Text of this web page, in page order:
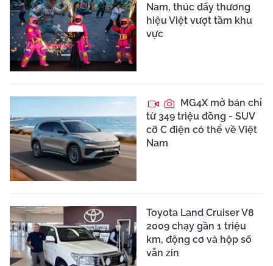
Nam, thúc đẩy thương
hiệu Việt vượt tầm khu
vực
MG4X mở bán chỉ
từ 349 triệu đồng - SUV
cỡ C điện có thể về Việt
Nam
Toyota Land Cruiser V8
2009 chạy gần 1 triệu
km, động cơ và hộp số
vẫn zin